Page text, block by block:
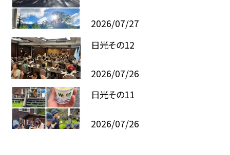
2026/07/27
日光その12
2026/07/26
日光その11
2026/07/26